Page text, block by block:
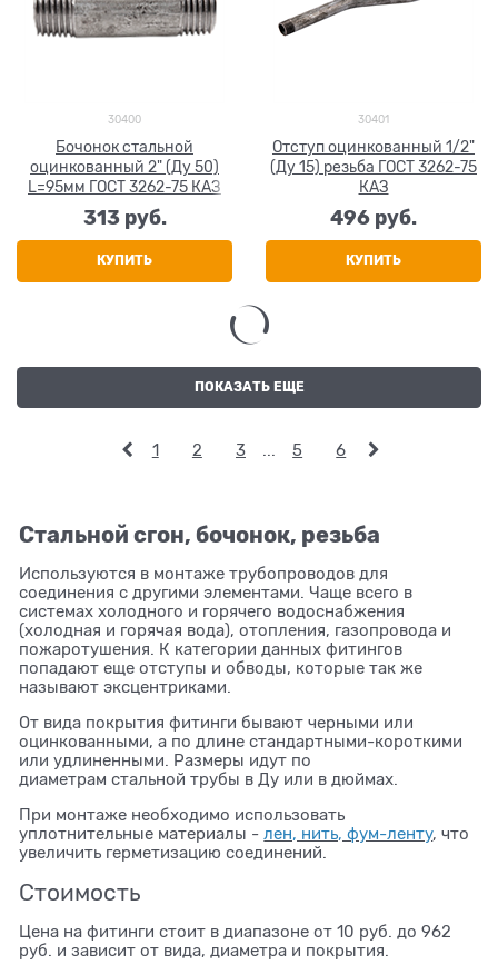
30400
Бочонок стальной
оцинкованный 2" (Ду 50)
L=95мм ГОСТ 3262-75 КАЗ
313 руб.
КУПИТЬ
30401
Отступ оцинкованный 1/2"
(Ду 15) резьба ГОСТ 3262-75
КАЗ
496 руб.
КУПИТЬ
ПОКАЗАТЬ ЕЩЕ
1 2 3 5 6
Стальной сгон, бочонок, резьба
Используются в монтаже трубопроводов для
соединения с другими элементами. Чаще всего в
системах холодного и горячего водоснабжения
(холодная и горячая вода), отопления, газопровода и
пожаротушения. К категории данных фитингов
попадают еще отступы и обводы, которые так же
называют эксцентриками.
От вида покрытия фитинги бывают черными или
оцинкованными, а по длине стандартными-короткими
или удлиненными. Размеры идут по
диаметрам стальной трубы в Ду или в дюймах.
При монтаже необходимо использовать
уплотнительные материалы -лен, нить, фум-ленту, что
увеличить герметизацию соединений.
Стоимость
Цена на фитинги стоит в диапазоне от 10 руб. до 962
руб. и зависит от вида, диаметра и покрытия.